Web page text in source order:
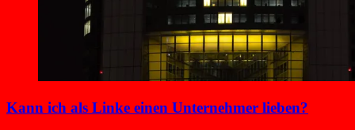
Kann ich als Linke einen Unternehmer lieben?